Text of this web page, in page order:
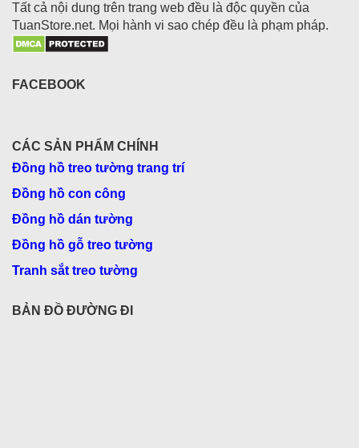
Tất cả nội dung trên trang web đều là độc quyền của
TuanStore.net. Mọi hành vi sao chép đều là phạm pháp.
FACEBOOK
CÁC SẢN PHẨM CHÍNH
Đồng hồ treo tường trang trí
Đồng hồ con công
Đồng hồ dán tường
Đồng hồ gỗ treo tường
Tranh sắt treo tường
BẢN ĐỒ ĐƯỜNG ĐI